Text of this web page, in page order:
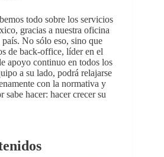
todo sobre los servicios
gracias a nuestra oficina
No sólo eso, sino que
de back-office, líder en el
apoyo continuo en todos los
a su lado, podrá relajarse
con la normativa y
sabe hacer: hacer crecer su